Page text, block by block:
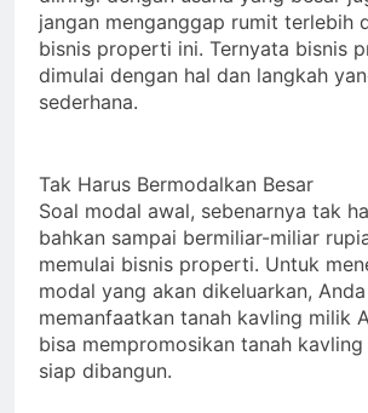
jangan menganggap rumit terlebih
bisnis properti ini. Ternyata bisnis
dimulai dengan hal dan langkah
sederhana.
Tak Harus Bermodalkan Besar
Soal modal awal, sebenarnya tak
bahkan sampai bermiliar-miliar
memulai bisnis properti. Untuk
modal yang akan dikeluarkan,
memanfaatkan tanah kavling milik
bisa mempromosikan tanah
siap dibangun.